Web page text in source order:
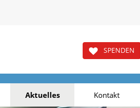
SPENDEN
Aktuelles Kontakt